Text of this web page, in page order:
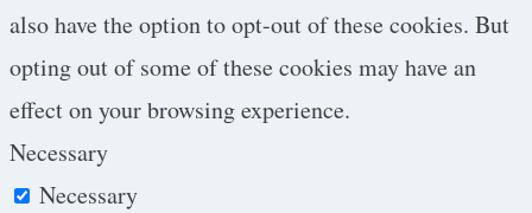
also have the option to opt-out of these cookies. But
opting out of some of these cookies may have an
effect on your browsing experience.
Necessary
Necessary